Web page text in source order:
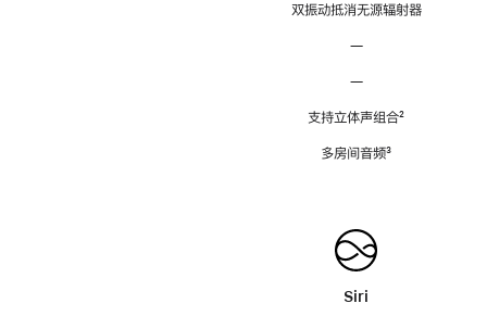
双振动抵消无源辐射器
—
—
支持立体声组合脚
²
多房间音频脚
³
Siri